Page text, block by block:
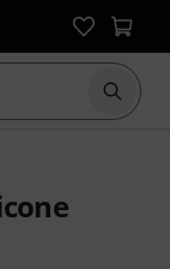
Börja